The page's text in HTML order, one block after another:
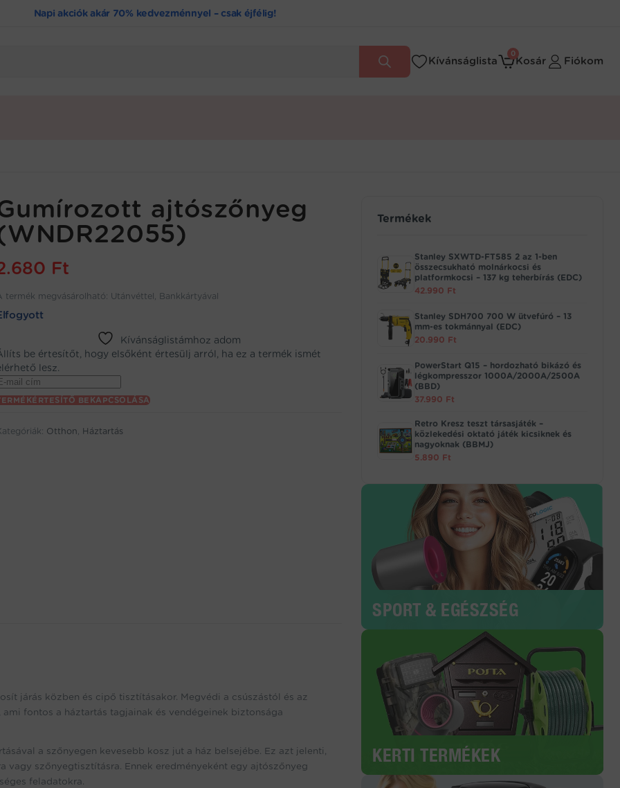
Napi akciók akár 70% kedvezménnyel – csak éjfélig!
Kívánságlista
0
Kosár Fiókom
ajtószőnyeg
Ft
termék megvásárolható: Utánvéttel, Bankkártyával
Kívánságlistámhoz adom
be értesítőt, hogy elsőként értesülj arról, ha ez a termék ismét
lesz.
BEKAPCSOLÁSA
Otthon, Háztartás
járás közben és cipő tisztításakor. Megvédi a csúszástól és az
fontos a háztartás tagjainak és vendégeinek biztonsága
a szőnyegen kevesebb kosz jut a ház belsejébe. Ez azt jelenti,
szőnyegtisztításra. Ennek eredményeként egy ajtószőnyeg
feladatokra.
Termékek
Stanley SXWTD-FT585 2 az 1-ben
összecsukható molnárkocsi és
platformkocsi – 137 kg teherbírás (EDC)
42.990 Ft
Stanley SDH700 700 W ütvefúró – 13
mm-es tokmánnyal (EDC)
20.990 Ft
PowerStart Q15 – hordozható bikázó és
légkompresszor 1000A/2000A/2500A
(BBD)
37.990 Ft
Retro Kresz teszt társasjáték –
közlekedési oktató játék kicsiknek és
nagyoknak (BBMJ)
5.890 Ft
SPORT & EGÉSZSÉG
KERTI TERMÉKEK